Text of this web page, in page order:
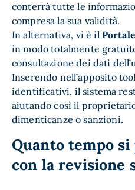
conterrà tutte le
compresa la sua validità.
In alternativa, vi è il
in modo totalmente
consultazione dei dati
Inserendo nell’apposito
identificativi, il sistema
aiutando così il
dimenticanze o sanzioni.
Quanto tempo
con la revisione